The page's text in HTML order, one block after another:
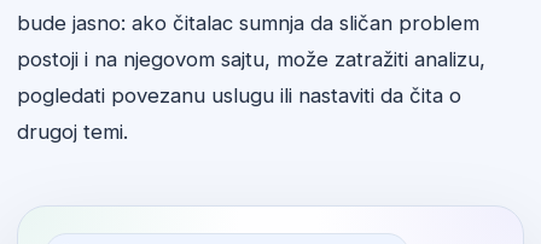
bude jasno: ako čitalac sumnja da sličan problem
postoji i na njegovom sajtu, može zatražiti analizu,
pogledati povezanu uslugu ili nastaviti da čita o
drugoj temi.